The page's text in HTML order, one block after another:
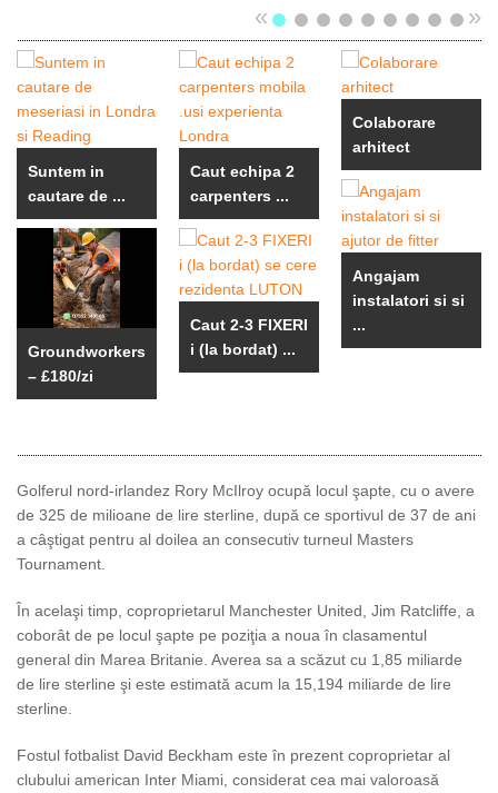
« »
Suntem in
cautare de ...
Groundworkers
– £180/zi
Caut echipa 2
carpenters ...
Caut 2-3 FIXERI
i (la bordat) ...
Colaborare
arhitect
Angajam
instalatori si si
...
Golferul nord-irlandez Rory McIlroy ocupă locul şapte, cu o avere
de 325 de milioane de lire sterline, după ce sportivul de 37 de ani
a câştigat pentru al doilea an consecutiv turneul Masters
Tournament.
În acelaşi timp, coproprietarul Manchester United, Jim Ratcliffe, a
coborât de pe locul şapte pe poziţia a noua în clasamentul
general din Marea Britanie. Averea sa a scăzut cu 1,85 miliarde
de lire sterline şi este estimată acum la 15,194 miliarde de lire
sterline.
Fostul fotbalist David Beckham este în prezent coproprietar al
clubului american Inter Miami, considerat cea mai valoroasă